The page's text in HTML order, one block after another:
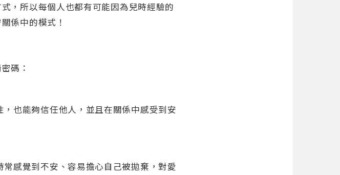
，所以每個人也都有可能因為兒時經驗的
係中的模式！
碼：
也能夠信任他人，並且在關係中感受到安
感覺到不安、容易擔心自己被拋棄，對愛